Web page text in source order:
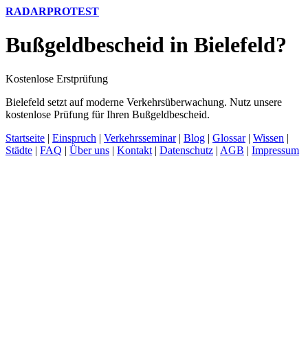
RADARPROTEST
Bußgeldbescheid in Bielefeld?
Kostenlose Erstprüfung
Bielefeld setzt auf moderne Verkehrsüberwachung. Nutz unsere
kostenlose Prüfung für Ihren Bußgeldbescheid.
Startseite | Einspruch | Verkehrsseminar| Blog | Glossar| Wissen |
Städte | FAQ | Über uns | Kontakt | Datenschutz | AGB | Impressum